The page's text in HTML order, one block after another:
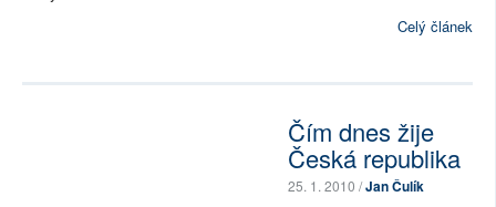
Celý článek
Čím dnes žije
Česká republika
25. 1. 2010 /Jan Čulík